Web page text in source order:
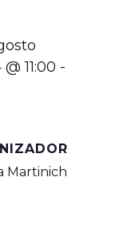
11:00 -
Martinich